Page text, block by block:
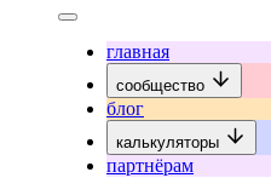
главная
сообщество
блог
калькуляторы
партнёрам